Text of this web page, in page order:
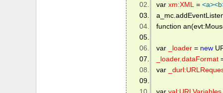
var xm:XML = <a><b
function
var _loader = new
_loader.dataFormat
var